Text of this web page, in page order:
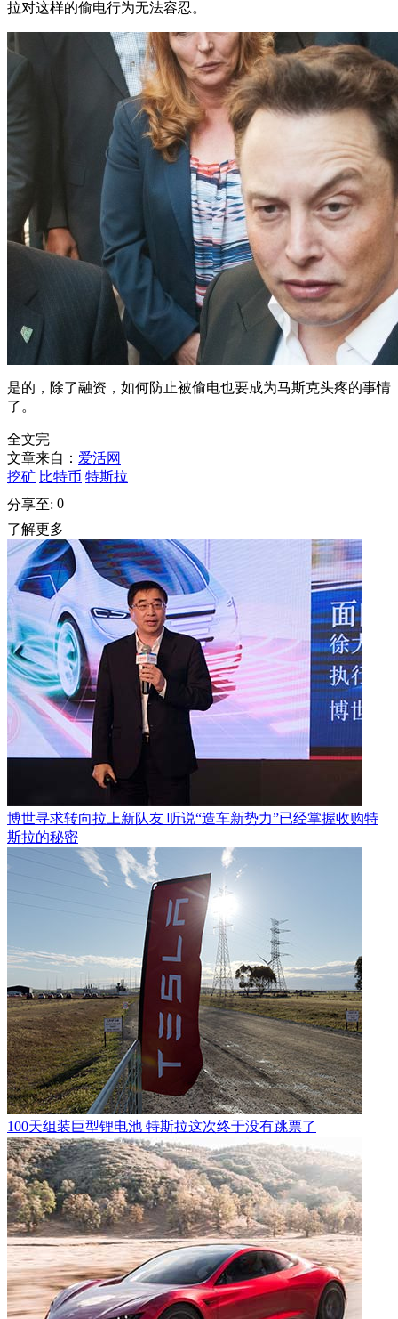
拉对这样的偷电行为无法容忍。
是的，除了融资，如何防止被偷电也要成为马斯克头疼的事情
了。
全文完
文章来自： 爱活网
挖矿 比特币 特斯拉
分享至: 0
了解更多
博世寻求转向拉上新队友 听说“造车新势力”已经掌握收购特
斯拉的秘密
100天组装巨型锂电池 特斯拉这次终于没有跳票了